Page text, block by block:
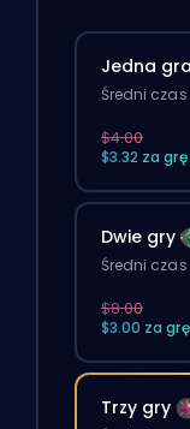
Jedna gra
Średni
$4.00
$3.32 za grę
Dwie gry
Średni
$8.00
$3.00 za grę
Trzy gry